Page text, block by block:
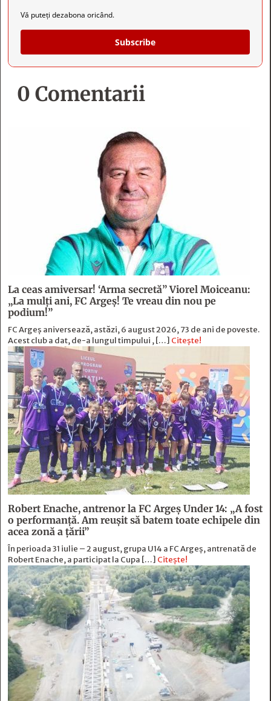
Vă puteți dezabona oricând.
Subscribe
0 Comentarii
La ceas amiversar! ‘Arma secretă” Viorel Moiceanu:
„La mulți ani, FC Argeș! Te vreau din nou pe
podium!”
FC Argeș aniversează, astăzi, 6 august 2026, 73 de ani de poveste.
Acest club a dat, de-a lungul timpului , […] Citește!
Robert Enache, antrenor la FC Argeş Under 14: „A fost
o performanţă. Am reuşit să batem toate echipele din
acea zonă a ţării”
În perioada 31 iulie – 2 august, grupa U14 a FC Argeș, antrenată de
Robert Enache, a participat la Cupa […] Citește!